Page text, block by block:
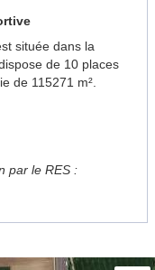
située dans la
de 10 places
de 115271 m².
par le RES :